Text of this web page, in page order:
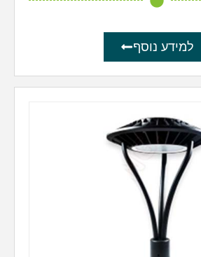
למידע נוסף